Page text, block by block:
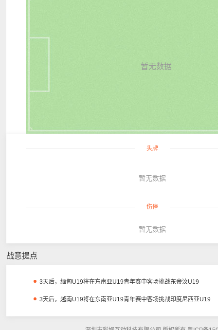
暂无数据
头牌
暂无数据
伤停
暂无数据
战意提点
3天后，缅甸U19将在东南亚U19青年赛中客场挑战东帝汶U19
3天后，越南U19将在东南亚U19青年赛中客场挑战印度尼西亚U19